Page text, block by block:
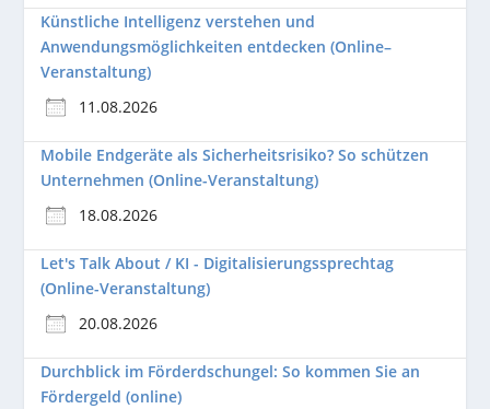
Künstliche Intelligenz verstehen und
Anwendungsmöglichkeiten entdecken (Online–
Veranstaltung)
11.08.2026
Mobile Endgeräte als Sicherheitsrisiko? So schützen
Unternehmen (Online-Veranstaltung)
18.08.2026
Let's Talk About / KI - Digitalisierungssprechtag
(Online-Veranstaltung)
20.08.2026
Durchblick im Förderdschungel: So kommen Sie an
Fördergeld (online)